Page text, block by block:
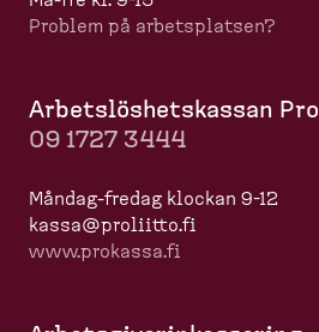
Problem på arbets­platsen?
Arbets­lös­hets­kassan Pro
09 1727 3444
Måndag-​fredag klockan 9-12
kassa@proliitto.fi
www.prokassa.fi